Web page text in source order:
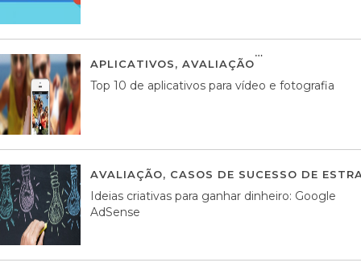
APLICATIVOS, AVALIAÇÃO
Top 10 de aplicativos para vídeo e fotografia
AVALIAÇÃO, CASOS DE SUCESSO DE
Ideias criativas para ganhar dinheiro: Google
AdSense